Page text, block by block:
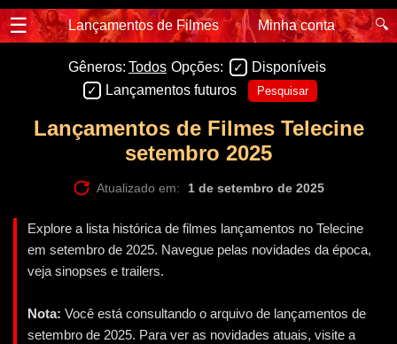
☰ Lançamentos de Filmes Minha conta 🔍
Gêneros: Todos Opções:
Disponíveis
Lançamentos futuros
Pesquisar
Lançamentos de Filmes Telecine
setembro 2025
Atualizado em: 1 de setembro de 2025
Explore a lista histórica de filmes lançamentos no Telecine
em setembro de 2025. Navegue pelas novidades da época,
veja sinopses e trailers.
Nota: Você está consultando o arquivo de lançamentos de
setembro de 2025. Para ver as novidades atuais, visite a